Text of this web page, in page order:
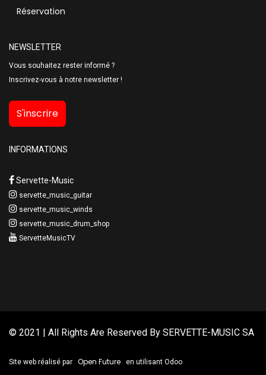
Réservation
NEWSLETTER
Vous souhaitez rester informé ?
Inscrivez-vous à notre newsletter !
S'inscrire
INFORMATIONS
Servette-Music
servette_music_guitar
servette_music_winds
servette_music_drum_shop
ServetteMusicTV
© 2021 | All Rights Are Reserved By SERVETTE-MUSIC SA
Site web réalisé par Open Future en utilisant Odoo